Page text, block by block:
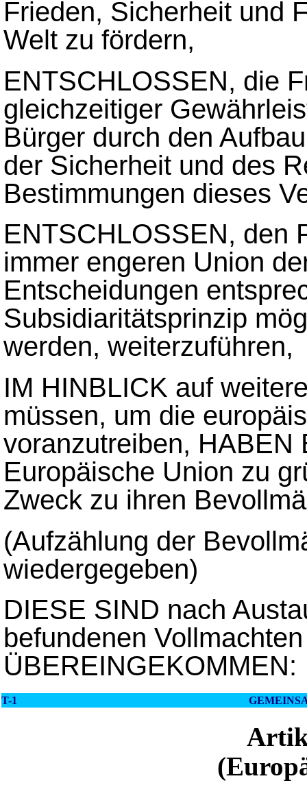
Frieden, Sicherheit und
Welt zu fördern,
ENTSCHLOSSEN, die
gleichzeitiger
Bürger durch den
der Sicherheit und des
Bestimmungen dieses
ENTSCHLOSSEN, den
immer engeren Union
Entscheidungen
Subsidiaritätsprinzip
werden, weiterzuführen,
IM HINBLICK auf
müssen, um die
voranzutreiben, HABEN
Europäische Union zu
Zweck zu ihren
(Aufzählung der
wiedergegeben)
DIESE SIND nach
befundenen
ÜBEREINGEKOMMEN:
T-1